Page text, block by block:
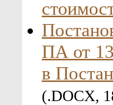
ПА от
в
(.DOCX,